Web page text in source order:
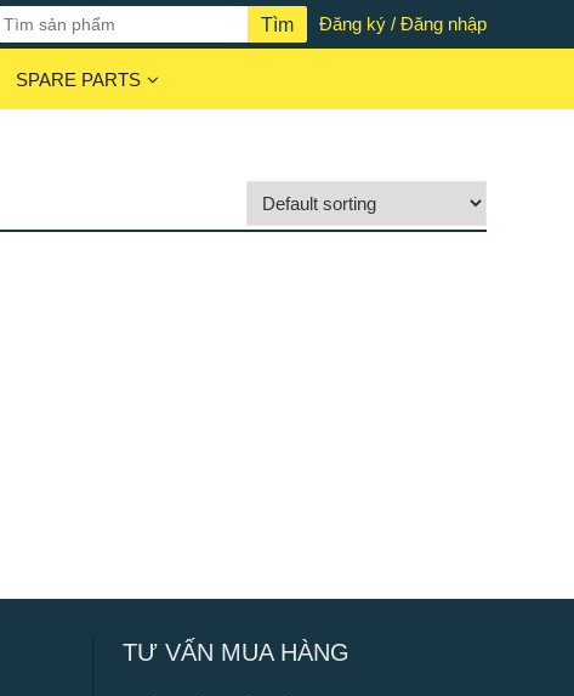
Đăng ký / Đăng nhập
SPARE PARTS
TƯ VẤN MUA HÀNG